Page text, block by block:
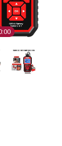
00